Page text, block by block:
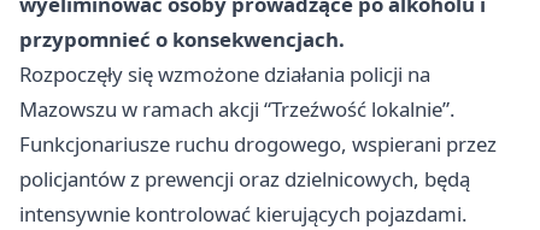
przypomnieć o konsekwencjach.
Rozpoczęły się wzmożone działania policji na
Mazowszu w ramach akcji “Trzeźwość lokalnie”.
Funkcjonariusze ruchu drogowego, wspierani przez
policjantów z prewencji oraz dzielnicowych, będą
intensywnie kontrolować kierujących pojazdami.